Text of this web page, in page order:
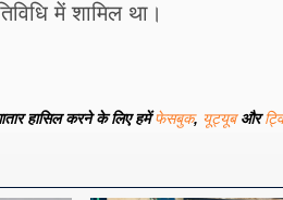
में शामिल था।
हासिल करने के लिए हमेंफेसबुक, यूट्यूबऔर